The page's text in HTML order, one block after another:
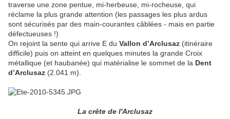
traverse une zone pentue, mi-herbeuse, mi-rocheuse, qui
réclame la plus grande attention (les passages les plus ardus
sont sécurisés par des main-courantes câblées - mais en partie
défectueuses !)
On rejoint la sente qui arrive E du Vallon d’Arclusaz (itinéraire
difficile) puis on atteint en quelques minutes la grande Croix
métallique (et haubanée) qui matérialise le sommet de la Dent
d’Arclusaz (2.041 m).
La crête de l'Arclusaz